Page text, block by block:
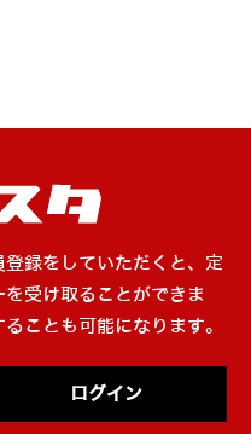
録をしていただくと、定
受け取ることができま
ことも可能になります。
ログイン